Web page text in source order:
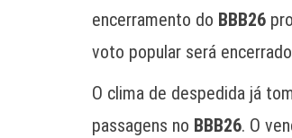
encerramento do BBB26
voto popular será
O clima de despedida já
passagens no BBB26. O